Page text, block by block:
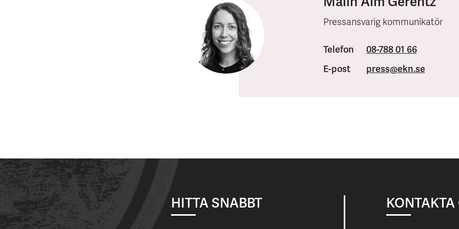
Pressansvarig kommunikatör
Telefon
08-788 01 66
E-post
press@ekn.se
HITTA SNABBT KONTAKTA